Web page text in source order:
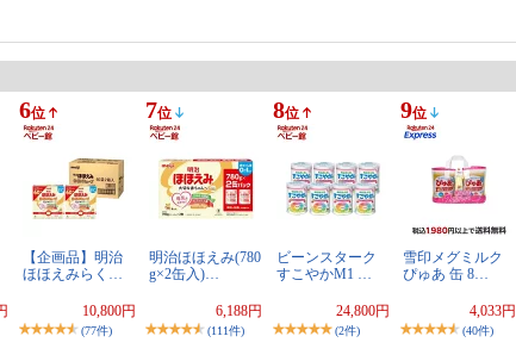
6位
【企画品】明治
ほほえみらく…
10,800円
(77件)
7位
明治ほほえみ(780
g×2缶入)…
6,188円
(111件)
8位
ビーンスターク
すこやかM1 …
24,800円
(2件)
9位
雪印メグミルク
ぴゅあ 缶 8…
4,033円
(40件)